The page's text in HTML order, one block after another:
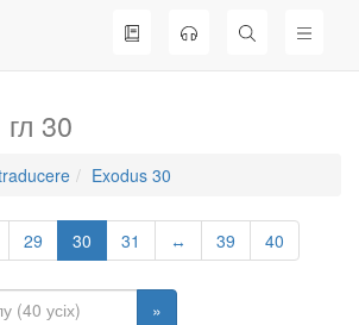
гл 30
Exodus 30
29 30 31 ↔ 39 40
»